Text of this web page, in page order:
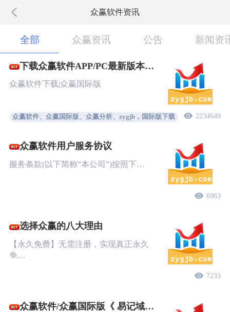
众赢软件资讯
全部 众赢资讯 公告 新闻资
下载众赢软件APP/PC最新版本
New!
众赢软件下载|众赢国际版
众赢软件、众赢国际版、众赢分析、zygjb，国际版下载 2234649
众赢软件用户服务协议
服务条款(以下简称“本公司”)按照下…
6963
选择众赢的八大理由
【永久免费】无需注册，实现真正永久
免…
7233
众赢软件/众赢国际版《 易记域